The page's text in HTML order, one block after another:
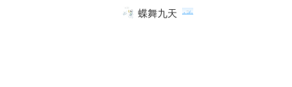
蝶舞九天